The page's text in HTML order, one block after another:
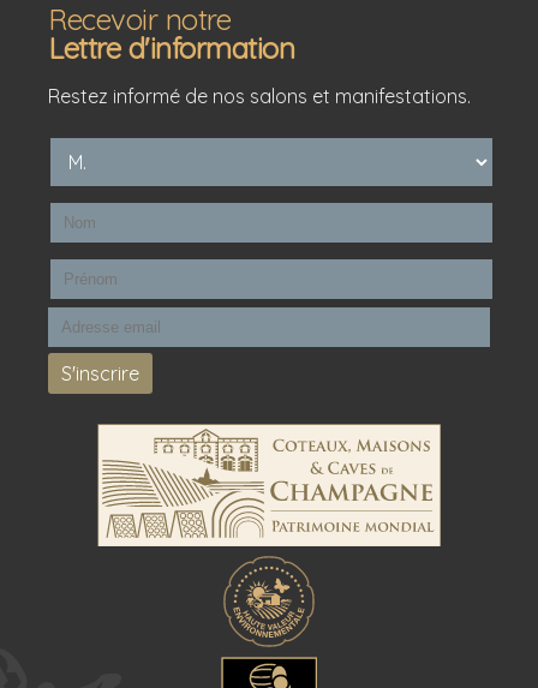
Recevoir notre
Lettre d'information
Restez informé de nos salons et manifestations.